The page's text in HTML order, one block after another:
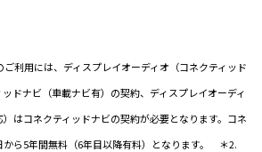
利用には、ディスプレイオーディオ（コネクティッド
ドナビ（車載ナビ有）の契約、ディスプレイオーディ
はコネクティッドナビの契約が必要となります。コネ
から5年間無料（6年目以降有料）となります。 ＊2.